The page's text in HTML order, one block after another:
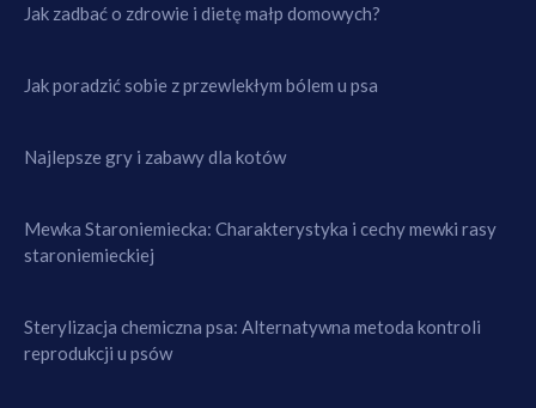
Jak zadbać o zdrowie i dietę małp domowych?
Jak poradzić sobie z przewlekłym bólem u psa
Najlepsze gry i zabawy dla kotów
Mewka Staroniemiecka: Charakterystyka i cechy mewki rasy
staroniemieckiej
Sterylizacja chemiczna psa: Alternatywna metoda kontroli
reprodukcji u psów